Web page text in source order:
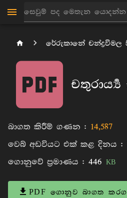
රේරුකානේ චන්ද්‍රවිමල
බාගත කිරීම් ගණන : 14,587
වෙබ් අඩවියට එක් කළ දිනය :
ගොනුවේ ප්‍රමාණය : 446 KB
PDF ගොනුව බාගත